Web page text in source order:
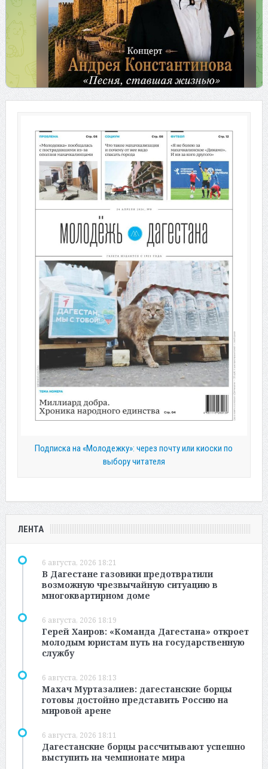
Подписка на «Молодежку»: через почту или киоски по
выбору читателя
ЛЕНТА
6 августа, 2026 18:21
В Дагестане газовики предотвратили
возможную чрезвычайную ситуацию в
многоквартирном доме
6 августа, 2026 18:19
Герей Хаиров: «Команда Дагестана» откроет
молодым юристам путь на государственную
службу
6 августа, 2026 18:13
Махач Муртазалиев: дагестанские борцы
готовы достойно представить Россию на
мировой арене
6 августа, 2026 18:11
Дагестанские борцы рассчитывают успешно
выступить на чемпионате мира